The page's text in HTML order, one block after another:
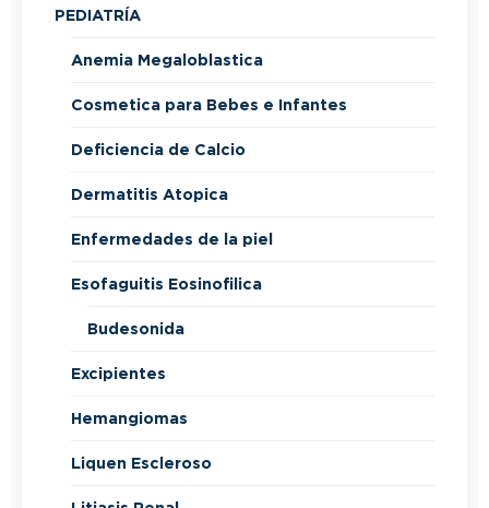
PEDIATRÍA
Anemia Megaloblastica
Cosmetica para Bebes e Infantes
Deficiencia de Calcio
Dermatitis Atopica
Enfermedades de la piel
Esofaguitis Eosinofilica
Budesonida
Excipientes
Hemangiomas
Liquen Escleroso